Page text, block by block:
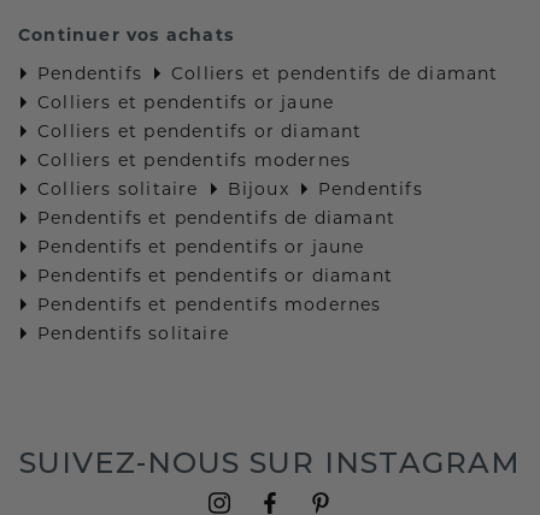
Continuer vos achats
Pendentifs
Colliers et pendentifs de diamant
Colliers et pendentifs or jaune
Colliers et pendentifs or diamant
Colliers et pendentifs modernes
Colliers solitaire
Bijoux
Pendentifs
Pendentifs et pendentifs de diamant
Pendentifs et pendentifs or jaune
Pendentifs et pendentifs or diamant
Pendentifs et pendentifs modernes
Pendentifs solitaire
SUIVEZ-NOUS SUR INSTAGRAM